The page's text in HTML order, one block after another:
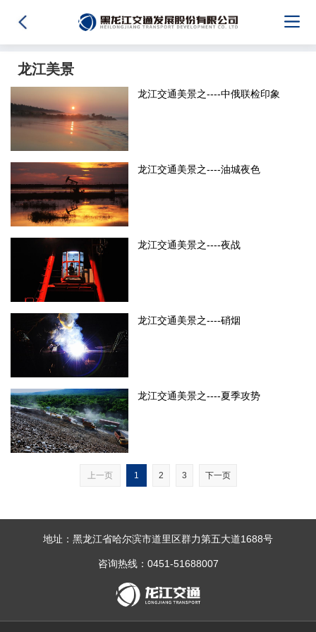
龙江美景
龙江交通美景之----中俄联检印象
龙江交通美景之----油城夜色
龙江交通美景之----夜战
龙江交通美景之----硝烟
龙江交通美景之----夏季攻势
上一页 1 2 3 下一页
地址：黑龙江省哈尔滨市道里区群力第五大道1688号
咨询热线：0451-51688007